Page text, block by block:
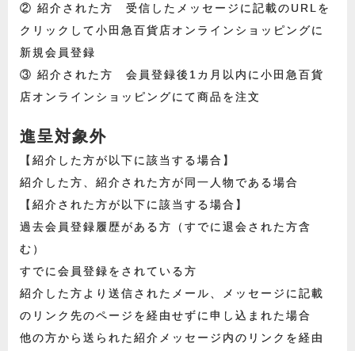
② 紹介された方 受信したメッセージに記載のURLを
クリックして小田急百貨店オンラインショッピングに
新規会員登録
③ 紹介された方 会員登録後1カ月以内に小田急百貨
店オンラインショッピングにて商品を注文
進呈対象外
【紹介した方が以下に該当する場合】
紹介した方、紹介された方が同一人物である場合
【紹介された方が以下に該当する場合】
過去会員登録履歴がある方（すでに退会された方含
む）
すでに会員登録をされている方
紹介した方より送信されたメール、メッセージに記載
のリンク先のページを経由せずに申し込まれた場合
他の方から送られた紹介メッセージ内のリンクを経由